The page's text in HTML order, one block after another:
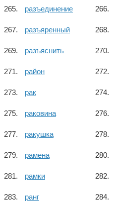
разъединение
разъяренный
разъяснить
район
рак
раковина
ракушка
рамена
рамки
ранг